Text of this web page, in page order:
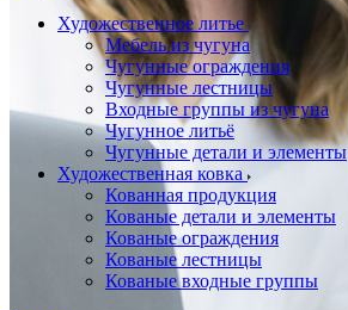
Художественное литье
Мебель из чугуна
Чугунные ограждения
Чугунные лестницы
Входные группы из чугуна
Чугунное литьё
Чугунные детали и элементы
Художественная ковка
Кованная продукция
Кованые детали и элементы
Кованые ограждения
Кованые лестницы
Кованые входные группы